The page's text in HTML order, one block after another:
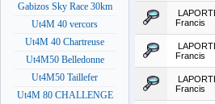
Gabizos Sky Race 30km
Ut4M 40 vercors
Ut4M 40 Chartreuse
Ut4M50 Belledonne
Ut4M50 Taillefer
Ut4M 80 CHALLENGE
Francis
Francis
Francis